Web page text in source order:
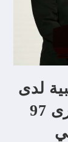
لدى
المملكة تحتفل بمناسبة الذكرى 97